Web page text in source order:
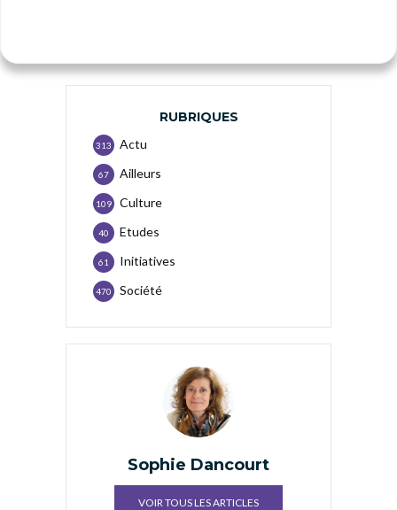
RUBRIQUES
Actu
313
Ailleurs
67
Culture
109
Etudes
40
Initiatives
61
Société
470
Sophie Dancourt
VOIR TOUS LES ARTICLES